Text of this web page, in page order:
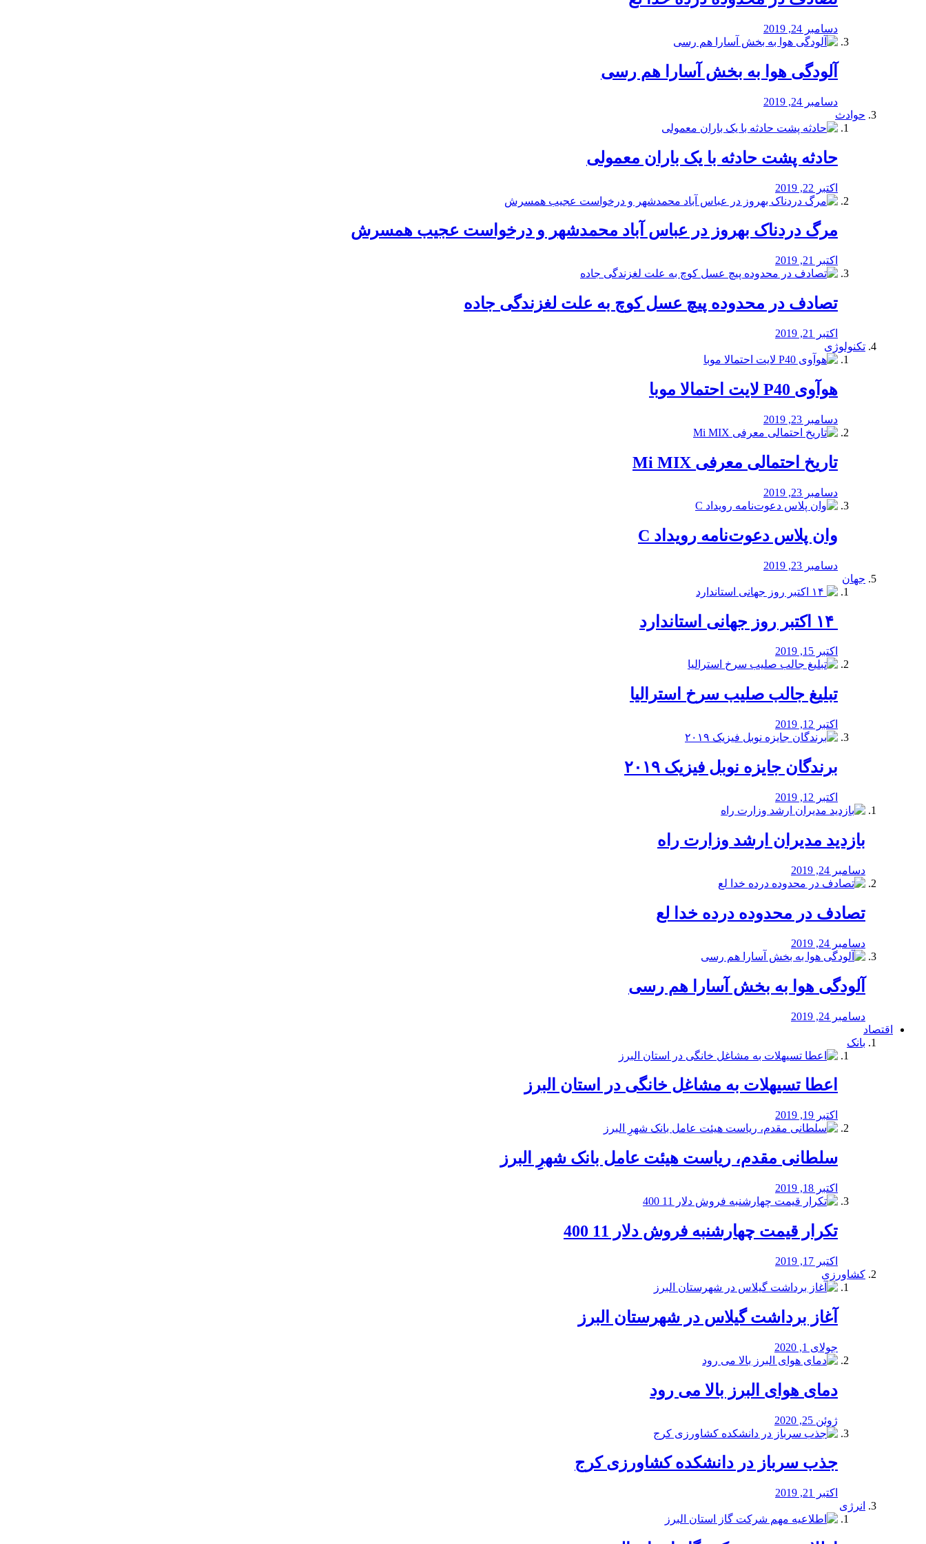
دسامبر 24, 2019
آلودگی هوا به بخش آسارا هم رسی
دسامبر 24, 2019
حوادث
️حادثه پشت حادثه با یک باران معمولی
اکتبر 22, 2019
مرگ دردناک بهروز در عباس آباد محمدشهر و درخواست عجیب همسرش
اکتبر 21, 2019
تصادف در محدوده پیچ عسل کوچ به علت لغزندگی جاده
اکتبر 21, 2019
تکنولوژی
هوآوی P40 لایت احتمالا موبا
دسامبر 23, 2019
تاریخ احتمالی معرفی Mi MIX
دسامبر 23, 2019
وان پلاس دعوت‌نامه رویداد C
دسامبر 23, 2019
جهان
اکتبر 15, 2019
تبلیغ جالب صلیب سرخ استرالیا
اکتبر 12, 2019
برندگان جایزه نوبل فیزیک ۲۰۱۹
اکتبر 12, 2019
بازدید مدیران ارشد وزارت راه
دسامبر 24, 2019
تصادف در محدوده درده خدا لع
دسامبر 24, 2019
آلودگی هوا به بخش آسارا هم رسی
دسامبر 24, 2019
اقتصاد
بانک
️اعطا تسیهلات به مشاغل خانگی در استان البرز
اکتبر 19, 2019
سلطانی مقدم، ریاست هیئت عامل بانک شهرِ البرز
اکتبر 18, 2019
تکرار قیمت چهارشنبه فروش دلار 11 400
اکتبر 17, 2019
کشاورزی
آغاز برداشت گیلاس در شهرستان البرز
جولای 1, 2020
دمای هوای البرز بالا می رود
ژوئن 25, 2020
جذب سرباز در دانشکده کشاورزی کرج
اکتبر 21, 2019
انرژی